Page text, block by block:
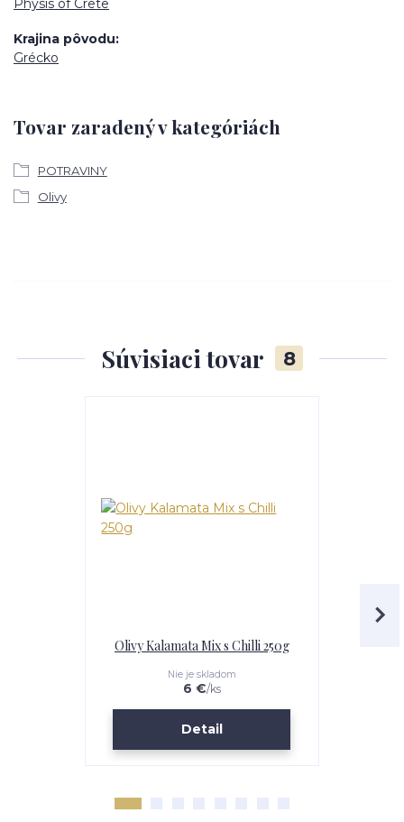
Physis of Crete
Krajina pôvodu
Grécko
Tovar zaradený v kategóriách
POTRAVINY
Olivy
Súvisiaci tovar 8
Olivy Kalamata Mix s Chilli 250g
6 €/ks
Nie je skladom
Detail